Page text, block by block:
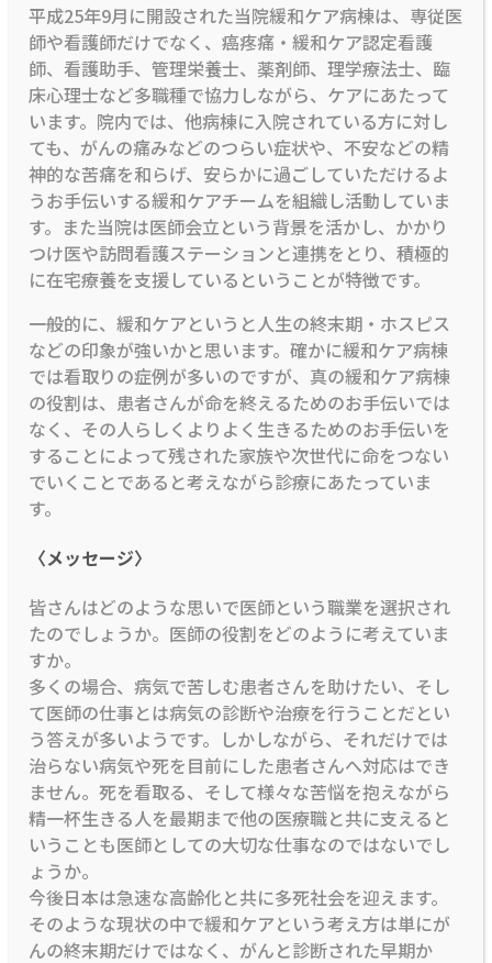
平成25年9月に開設された当院緩和ケア病棟は、専従医
師や看護師だけでなく、癌疼痛・緩和ケア認定看護
師、看護助手、管理栄養士、薬剤師、理学療法士、臨
床心理士など多職種で協力しながら、ケアにあたって
います。院内では、他病棟に入院されている方に対し
ても、がんの痛みなどのつらい症状や、不安などの精
神的な苦痛を和らげ、安らかに過ごしていただけるよ
うお手伝いする緩和ケアチームを組織し活動していま
す。また当院は医師会立という背景を活かし、かかり
つけ医や訪問看護ステーションと連携をとり、積極的
に在宅療養を支援しているということが特徴です。
一般的に、緩和ケアというと人生の終末期・ホスピス
などの印象が強いかと思います。確かに緩和ケア病棟
では看取りの症例が多いのですが、真の緩和ケア病棟
の役割は、患者さんが命を終えるためのお手伝いでは
なく、その人らしくよりよく生きるためのお手伝いを
することによって残された家族や次世代に命をつない
でいくことであると考えながら診療にあたっていま
す。
〈メッセージ〉
皆さんはどのような思いで医師という職業を選択され
たのでしょうか。医師の役割をどのように考えていま
すか。
多くの場合、病気で苦しむ患者さんを助けたい、そし
て医師の仕事とは病気の診断や治療を行うことだとい
う答えが多いようです。しかしながら、それだけでは
治らない病気や死を目前にした患者さんへ対応はでき
ません。死を看取る、そして様々な苦悩を抱えながら
精一杯生きる人を最期まで他の医療職と共に支えると
いうことも医師としての大切な仕事なのではないでし
ょうか。
今後日本は急速な高齢化と共に多死社会を迎えます。
そのような現状の中で緩和ケアという考え方は単にが
んの終末期だけではなく、がんと診断された早期か